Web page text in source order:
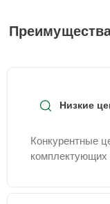
Низкие
Конкурентные
комплектующих